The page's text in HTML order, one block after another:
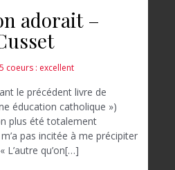
adorait –
5 coeurs : excellent
le précédent livre de
éducation catholique »)
plus été totalement
pas incitée à me précipiter
L’autre qu’on[…]